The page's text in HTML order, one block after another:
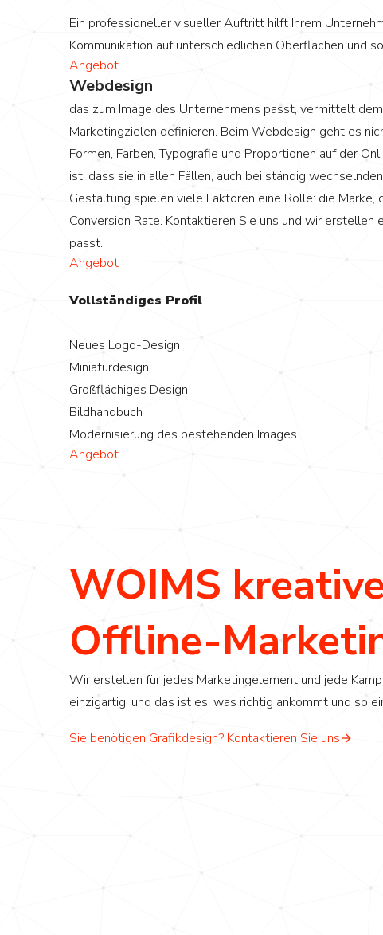
Ein professioneller visueller Auftritt hilft Ihrem
Kommunikation auf unterschiedlichen Oberflächen und
Angebot
Webdesign
das zum Image des Unternehmens passt, vermittelt
Marketingzielen definieren. Beim Webdesign geht es
Formen, Farben, Typografie und Proportionen auf der
ist, dass sie in allen Fällen, auch bei ständig
Gestaltung spielen viele Faktoren eine Rolle: die Marke,
Conversion Rate. Kontaktieren Sie uns und wir
passt.
Angebot
Vollständiges Profil
Neues Logo-Design
Miniaturdesign
Großflächiges Design
Bildhandbuch
Modernisierung des bestehenden Images
Angebot
WOIMS
Offline-
Wir erstellen für jedes Marketingelement und jede
einzigartig, und das ist es, was richtig ankommt und so
Sie benötigen Grafikdesign? Kontaktieren Sie uns